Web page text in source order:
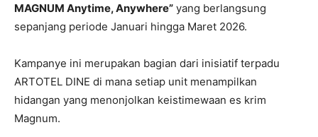
MAGNUM Anytime, Anywhere” yang berlangsung
sepanjang periode Januari hingga Maret 2026.
Kampanye ini merupakan bagian dari inisiatif terpadu
ARTOTEL DINE di mana setiap unit menampilkan
hidangan yang menonjolkan keistimewaan es krim
Magnum.